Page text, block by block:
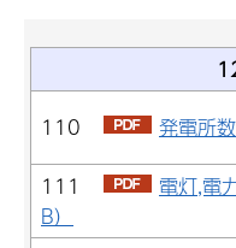
110
発電所
111
電灯,電
B）